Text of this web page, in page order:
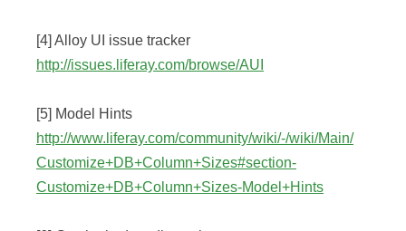
[4] Alloy UI issue tracker
http://issues.liferay.com/browse/AUI
[5] Model Hints
http://www.liferay.com/community/wiki/-/wiki/Main/
Customize+DB+Column+Sizes#section-
Customize+DB+Column+Sizes-Model+Hints